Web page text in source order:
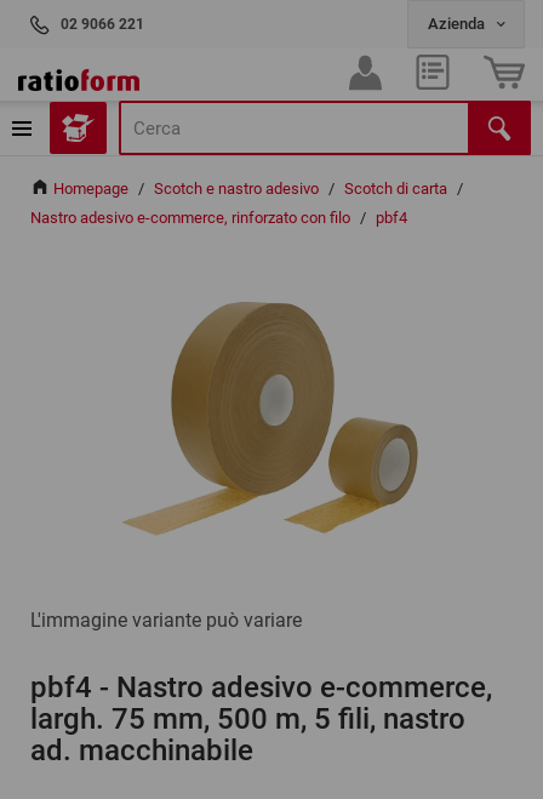
02 9066 221
Homepage / Scotch e nastro adesivo / Scotch di carta /
Nastro adesivo e-commerce, rinforzato con filo / pbf4
L'immagine variante può variare
pbf4 - Nastro adesivo e-commerce,
largh. 75 mm, 500 m, 5 fili, nastro
ad. macchinabile